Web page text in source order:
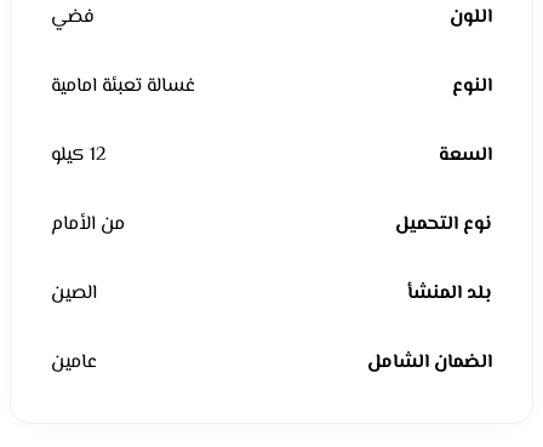
اللون فضي
النوع غسالة تعبئة امامية
السعة 12 كيلو
نوع التحميل من الأمام
بلد المنشأ الصين
الضمان الشامل عامين